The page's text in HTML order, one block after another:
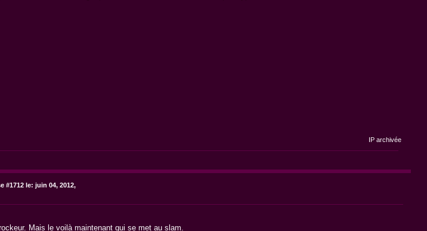
IP archivée
#1712 le: juin 04, 2012,
Mais le voilà maintenant qui se met au slam.